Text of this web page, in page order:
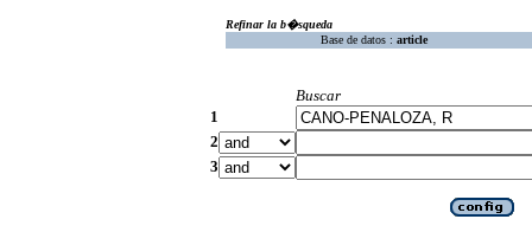
Refinar la b�squeda
Base de datos : article
Buscar
1
2
3